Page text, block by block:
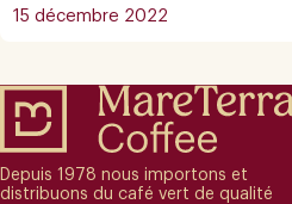
15 décembre 2022
Depuis 1978 nous importons et
distribuons du café vert de qualité